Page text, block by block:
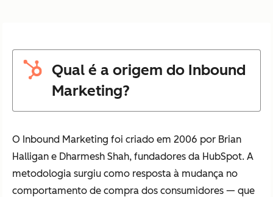
Qual é a origem do Inbound
Marketing?
O Inbound Marketing foi criado em 2006 por Brian
Halligan e Dharmesh Shah, fundadores da HubSpot. A
metodologia surgiu como resposta à mudança no
comportamento de compra dos consumidores — que